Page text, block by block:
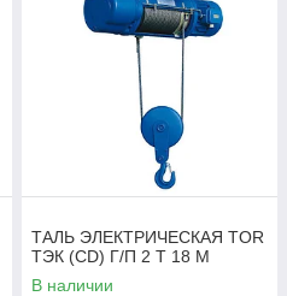
ТАЛЬ ЭЛЕКТРИЧЕСКАЯ TOR
ТЭК (CD) Г/П 2 Т 18 М
В наличии